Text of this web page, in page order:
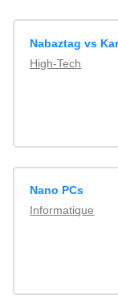
Nabaztag vs
High-Tech
Nano PCs
Informatique